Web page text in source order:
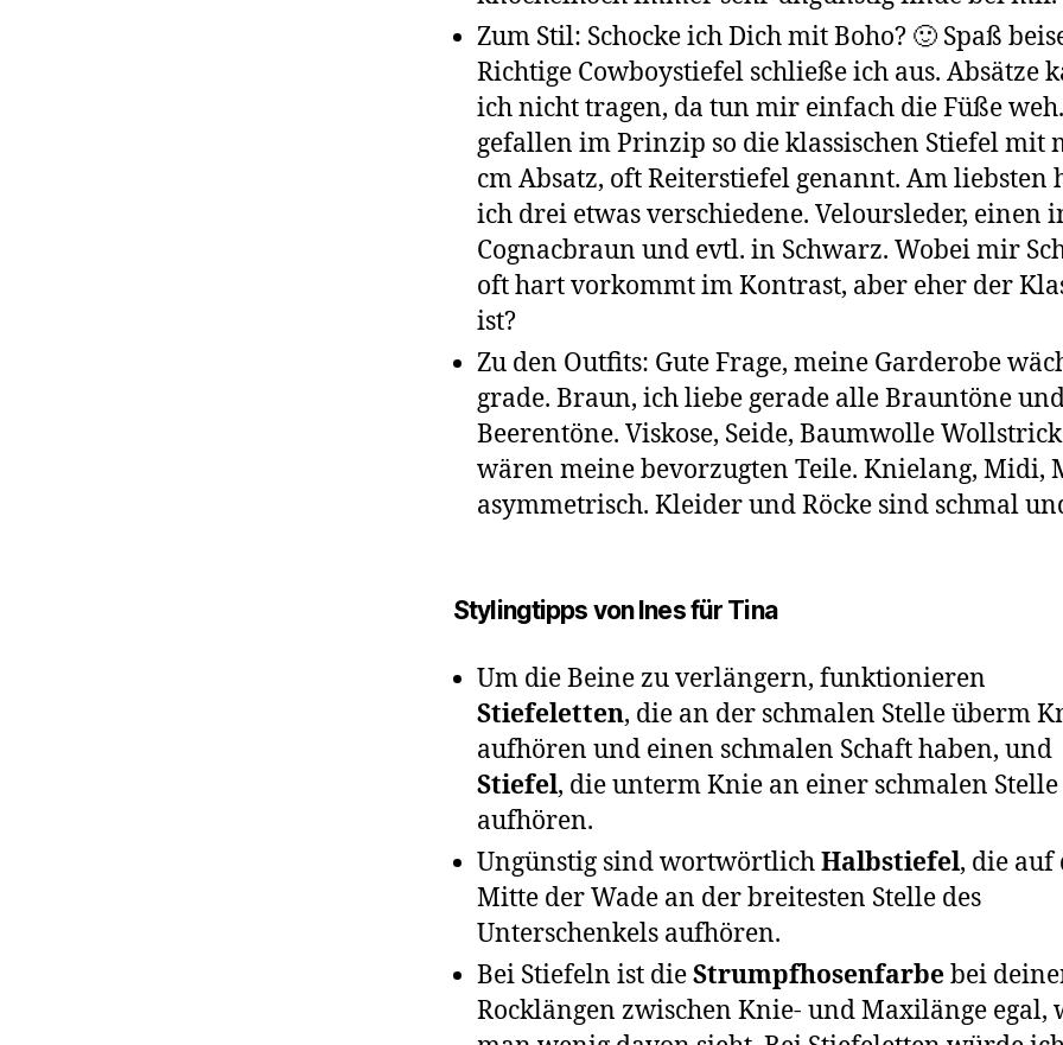
Zum Stil: Schocke ich Dich mit Boho? 🙂 Spaß
Richtige Cowboystiefel schließe ich aus. Absätze
ich nicht tragen, da tun mir einfach die Füße
gefallen im Prinzip so die klassischen Stiefel mit
cm Absatz, oft Reiterstiefel genannt. Am liebsten
ich drei etwas verschiedene. Veloursleder, einen
Cognacbraun und evtl. in Schwarz. Wobei mir
oft hart vorkommt im Kontrast, aber eher der
ist?
Zu den Outfits: Gute Frage, meine Garderobe
grade. Braun, ich liebe gerade alle Brauntöne
Beerentöne. Viskose, Seide, Baumwolle Wollstrick
wären meine bevorzugten Teile. Knielang, Midi,
asymmetrisch. Kleider und Röcke sind schmal
Stylingtipps von Ines für Tina
Um die Beine zu verlängern, funktionieren
Stiefeletten, die an der schmalen Stelle überm
aufhören und einen schmalen Schaft haben, und
Stiefel, die unterm Knie an einer schmalen Stelle
aufhören.
Ungünstig sind wortwörtlichHalbstiefel, die auf
Mitte der Wade an der breitesten Stelle des
Unterschenkels aufhören.
Bei Stiefeln ist dieStrumpfhosenfarbebei
Rocklängen zwischen Knie- und Maxilänge egal,